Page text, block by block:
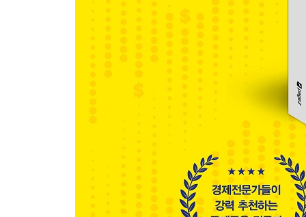
-외환위기의 발생 원인과 과정
-한국 경제, 그때와 무엇이 어떻게 다른가?
-한국 국채의 매력: 구조적 무역 흑자
-한국 국채의 매력: 환율의 안정성
‘달러 스마일’로 보는 달러의 미래
-9.11 테러 이후 늘어난 달러 유동성
-하방을 방어해주는 자산, 달러
위기는 다시 찾아올까?
-위기는 늘 반복된다